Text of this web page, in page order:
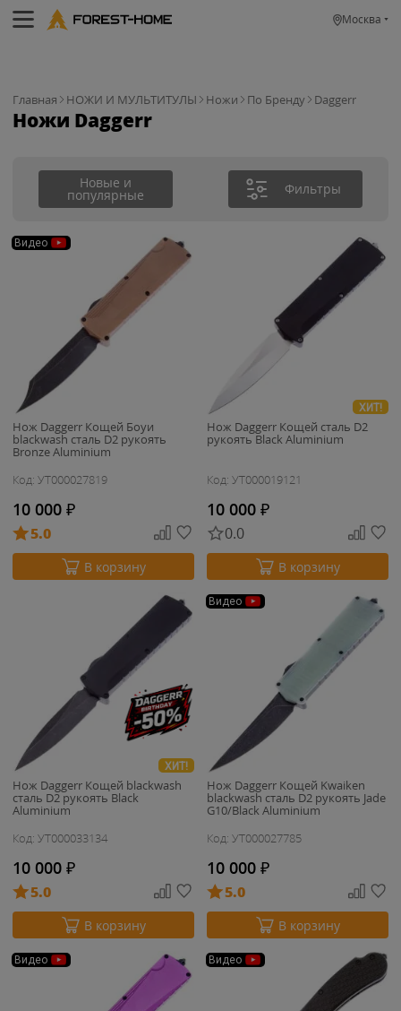
Москва
Главная НОЖИ И МУЛЬТИТУЛЫ Ножи По Бренду Daggerr
Ножи Daggerr
Новые и
популярные Фильтры
Видео
Нож Daggerr Кощей Боуи
blackwash сталь D2 рукоять
Bronze Aluminium
Код: УТ000027819
10 000 ₽
5.0
В корзину
ХИТ!
Нож Daggerr Кощей сталь D2
рукоять Black Aluminium
Код: УТ000019121
10 000 ₽
0.0
В корзину
ХИТ!
Нож Daggerr Кощей blackwash
сталь D2 рукоять Black
Aluminium
Код: УТ000033134
10 000 ₽
5.0
В корзину
Видео
Нож Daggerr Кощей Kwaiken
blackwash сталь D2 рукоять Jade
G10/Black Aluminium
Код: УТ000027785
10 000 ₽
5.0
В корзину
Видео Видео